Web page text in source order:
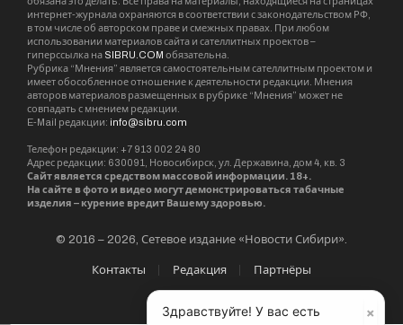
православные просят у нее исцеления в
периоды недугов, а также молятся о
даровании благополучного материнства и о
сохранении мира в семейных отношениях.
Редакция SibRu.com
SibRu.com" являются результатом коллективной работы
редакции (за исключением случаев, если указана ссылка
×
Здравствуйте! У вас есть